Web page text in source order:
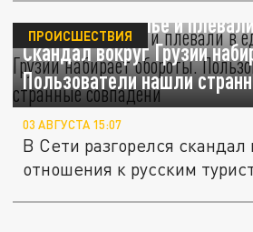
"Не меняли белье и
Скандал вокруг Грузии
Пользователи нашли
ПРОИСШЕСТВИЯ
03 АВГУСТА 15:07
В Сети разгорелся скандал
отношения к русским